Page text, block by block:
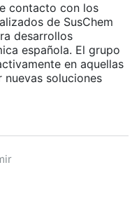
contacto con los
de SusChem
desarrollos
española. El grupo
en aquellas
soluciones